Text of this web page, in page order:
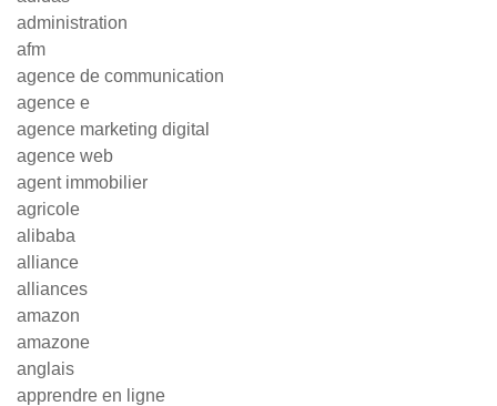
administration
afm
agence de communication
agence e
agence marketing digital
agence web
agent immobilier
agricole
alibaba
alliance
alliances
amazon
amazone
anglais
apprendre en ligne